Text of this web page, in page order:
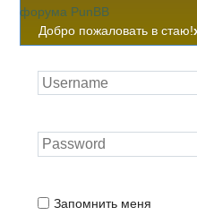
Добро пожаловать в стаю!
Запомнить меня